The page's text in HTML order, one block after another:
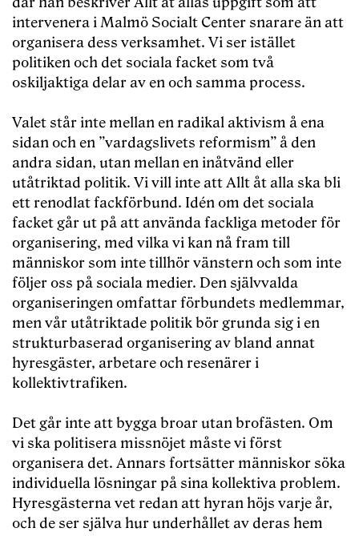
intervenera i Malmö Socialt Center snarare än att
organisera dess verksamhet. Vi ser istället
politiken och det sociala facket som två
oskiljaktiga delar av en och samma process.
Valet står inte mellan en radikal aktivism å ena
sidan och en ”vardagslivets reformism” å den
andra sidan, utan mellan en inåtvänd eller
utåtriktad politik. Vi vill inte att Allt åt alla ska bli
ett renodlat fackförbund. Idén om det sociala
facket går ut på att använda fackliga metoder för
organisering, med vilka vi kan nå fram till
människor som inte tillhör vänstern och som inte
följer oss på sociala medier. Den självvalda
organiseringen omfattar förbundets medlemmar,
men vår utåtriktade politik bör grunda sig i en
strukturbaserad organisering av bland annat
hyresgäster, arbetare och resenärer i
kollektivtrafiken.
Det går inte att bygga broar utan brofästen. Om
vi ska politisera missnöjet måste vi först
organisera det. Annars fortsätter människor söka
individuella lösningar på sina kollektiva problem.
Hyresgästerna vet redan att hyran höjs varje år,
och de ser själva hur underhållet av deras hem